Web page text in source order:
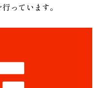
っています。